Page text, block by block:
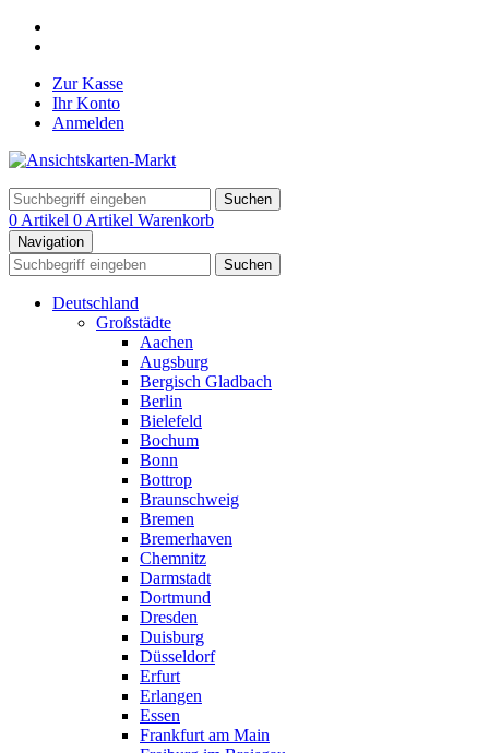
Zur Kasse
Ihr Konto
Anmelden
Suchen
0 Artikel 0 Artikel Warenkorb
Navigation
Suchen
Deutschland
Großstädte
Aachen
Augsburg
Bergisch Gladbach
Berlin
Bielefeld
Bochum
Bonn
Bottrop
Braunschweig
Bremen
Bremerhaven
Chemnitz
Darmstadt
Dortmund
Dresden
Duisburg
Düsseldorf
Erfurt
Erlangen
Essen
Frankfurt am Main